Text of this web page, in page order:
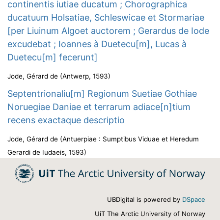
continentis iutiae ducatum ; Chorographica
ducatuum Holsatiae, Schleswicae et Stormariae
[per Liuinum Algoet auctorem ; Gerardus de Iode
excudebat ; Ioannes à Duetecu[m], Lucas à
Duetecu[m] fecerunt]
Jode, Gérard de (Antwerp, 1593)
Septentrionaliu[m] Regionum Suetiae Gothiae
Noruegiae Daniae et terrarum adiace[n]tium
recens exactaque descriptio
Jode, Gérard de (Antuerpiae : Sumptibus Viduae et Heredum
Gerardi de Iudaeis, 1593)
UBDigital is powered by DSpace
UiT The Arctic University of Norway